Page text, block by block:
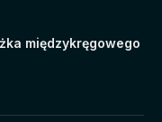
międzykręgowego